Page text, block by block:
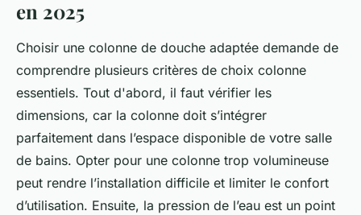
en 2025
Choisir une colonne de douche adaptée demande de
comprendre plusieurs critères de choix colonne
essentiels. Tout d'abord, il faut vérifier les
dimensions, car la colonne doit s’intégrer
parfaitement dans l’espace disponible de votre salle
de bains. Opter pour une colonne trop volumineuse
peut rendre l’installation difficile et limiter le confort
d’utilisation. Ensuite, la pression de l’eau est un point